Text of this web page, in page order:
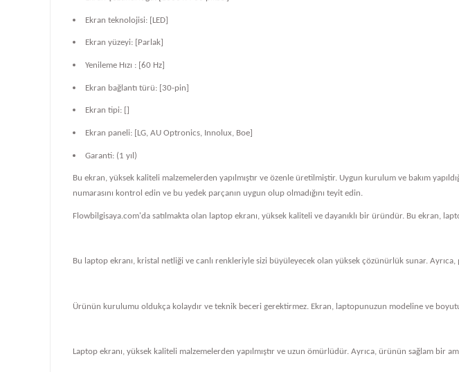
Ekran teknolojisi: [LED]
Ekran yüzeyi: [Parlak]
Yenileme Hızı : [60 Hz]
Ekran bağlantı türü: [30-pin]
Ekran tipi: []
Ekran paneli: [LG, AU Optronics, Innolux, Boe]
Garanti: (1 yıl)
Bu ekran, yüksek kaliteli malzemelerden yapılmıştır ve özenle üretilmiştir. Uygun kurulum ve bakım
numarasını kontrol edin ve bu yedek parçanın uygun olup olmadığını teyit edin.
Flowbilgisaya.com'da satılmakta olan laptop ekranı, yüksek kaliteli ve dayanıklı bir üründür. Bu ekran,
Bu laptop ekranı, kristal netliği ve canlı renkleriyle sizi büyüleyecek olan yüksek çözünürlük sunar.
Ürünün kurulumu oldukça kolaydır ve teknik beceri gerektirmez. Ekran, laptopunuzun modeline ve
Laptop ekranı, yüksek kaliteli malzemelerden yapılmıştır ve uzun ömürlüdür. Ayrıca, ürünün sağlam bir